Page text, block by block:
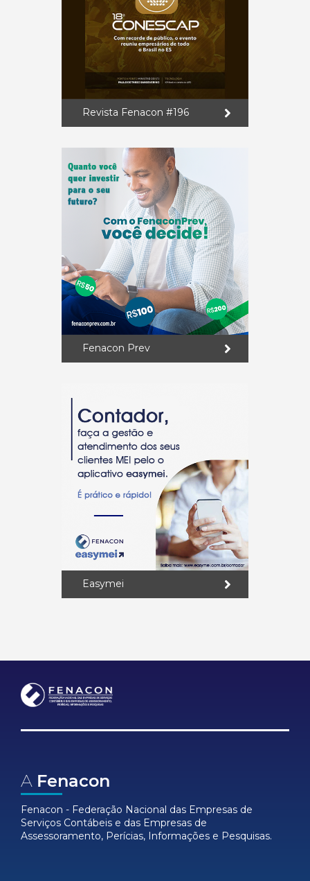
Revista Fenacon #196
Fenacon Prev
Easymei
A Fenacon
Fenacon - Federação Nacional das Empresas de
Serviços Contábeis e das Empresas de
Assessoramento, Perícias, Informações e Pesquisas.